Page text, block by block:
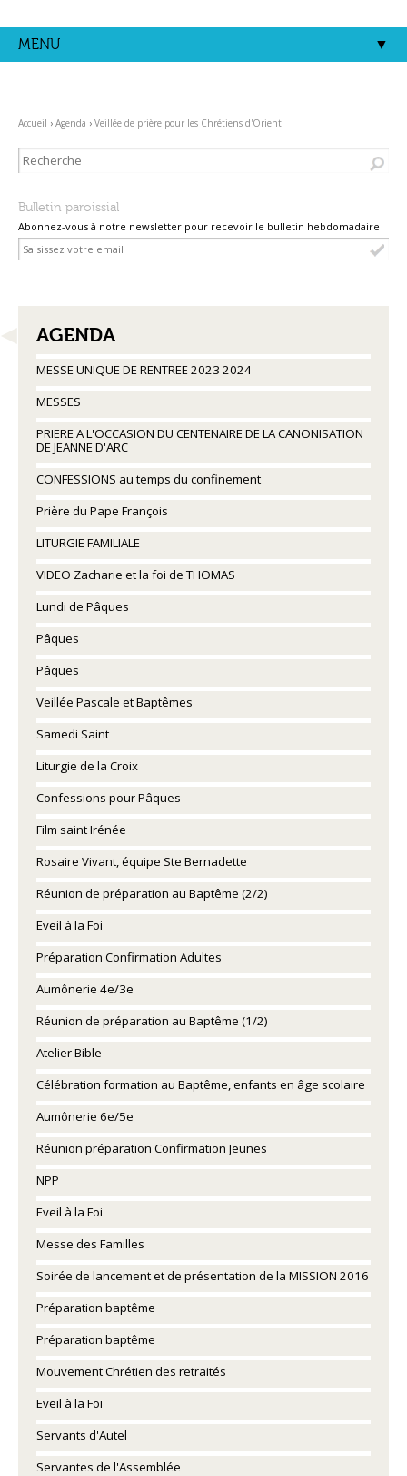
contenu.
|
MENU
Accueil › Agenda › Veillée de prière pour les Chrétiens d'Orient
Bulletin paroissial
Abonnez-vous à notre newsletter pour recevoir le bulletin hebdomadaire
NAVIGATION
AGENDA
MESSE UNIQUE DE RENTREE 2023 2024
MESSES
PRIERE A L'OCCASION DU CENTENAIRE DE LA CANONISATION
DE JEANNE D'ARC
CONFESSIONS au temps du confinement
Prière du Pape François
LITURGIE FAMILIALE
VIDEO Zacharie et la foi de THOMAS
Lundi de Pâques
Pâques
Pâques
Veillée Pascale et Baptêmes
Samedi Saint
Liturgie de la Croix
Confessions pour Pâques
Film saint Irénée
Rosaire Vivant, équipe Ste Bernadette
Réunion de préparation au Baptême (2/2)
Eveil à la Foi
Préparation Confirmation Adultes
Aumônerie 4e/3e
Réunion de préparation au Baptême (1/2)
Atelier Bible
Célébration formation au Baptême, enfants en âge scolaire
Aumônerie 6e/5e
Réunion préparation Confirmation Jeunes
NPP
Eveil à la Foi
Messe des Familles
Soirée de lancement et de présentation de la MISSION 2016
Préparation baptême
Préparation baptême
Mouvement Chrétien des retraités
Eveil à la Foi
Servants d'Autel
Servantes de l'Assemblée